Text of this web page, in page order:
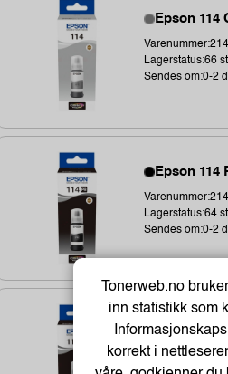
Epson 114
Lagerstatus:66
Sendes om:0-2
Epson 114
Lagerstatus:64
Sendes om:0-2
Epson 114
Lagerstatus:72
Tonerweb.no
inn statistikk som
korrekt i